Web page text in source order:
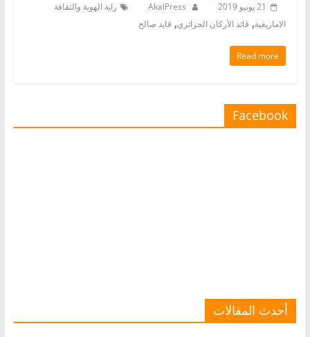
21 يونيو 2019 AkalPress
راية الهوية والثقافة
الامازيغية, قائد الأركان الجزائري, قايد صالح
Read more
Facebook
أحدث المقالات